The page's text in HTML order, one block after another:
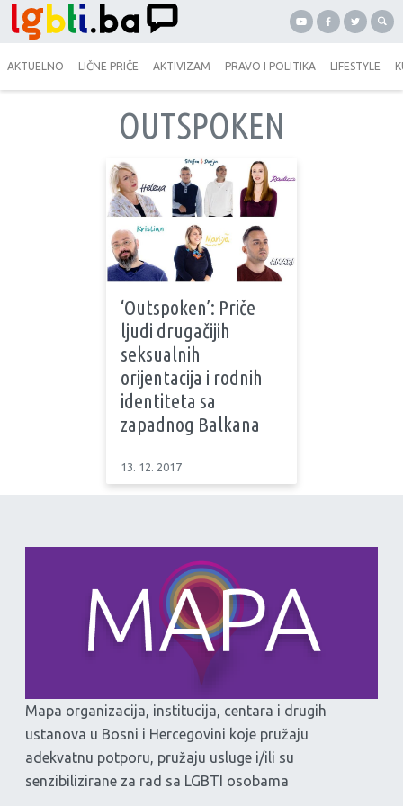
AKTUELNO LIČNE PRIČE AKTIVIZAM PRAVO I POLITIKA LIFESTYLE
OUTSPOKEN
‘Outspoken’: Priče
ljudi drugačijih
seksualnih
orijentacija i rodnih
identiteta sa
zapadnog Balkana
13. 12. 2017
Mapa organizacija, institucija, centara i drugih
ustanova u Bosni i Hercegovini koje pružaju
adekvatnu potporu, pružaju usluge i/ili su
senzibilizirane za rad sa LGBTI osobama